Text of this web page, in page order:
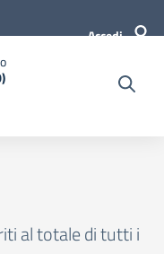
Accedi
al totale di tutti i